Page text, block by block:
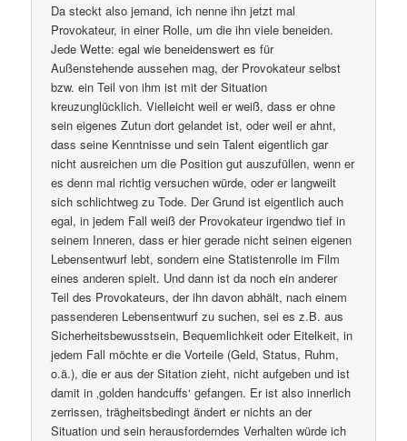
Da steckt also jemand, ich nenne ihn jetzt mal
Provokateur, in einer Rolle, um die ihn viele beneiden.
Jede Wette: egal wie beneidenswert es für
Außenstehende aussehen mag, der Provokateur selbst
bzw. ein Teil von ihm ist mit der Situation
kreuzunglücklich. Vielleicht weil er weiß, dass er ohne
sein eigenes Zutun dort gelandet ist, oder weil er ahnt,
dass seine Kenntnisse und sein Talent eigentlich gar
nicht ausreichen um die Position gut auszufüllen, wenn er
es denn mal richtig versuchen würde, oder er langweilt
sich schlichtweg zu Tode. Der Grund ist eigentlich auch
egal, in jedem Fall weiß der Provokateur irgendwo tief in
seinem Inneren, dass er hier gerade nicht seinen eigenen
Lebensentwurf lebt, sondern eine Statistenrolle im Film
eines anderen spielt. Und dann ist da noch ein anderer
Teil des Provokateurs, der ihn davon abhält, nach einem
passenderen Lebensentwurf zu suchen, sei es z.B. aus
Sicherheitsbewusstsein, Bequemlichkeit oder Eitelkeit, in
jedem Fall möchte er die Vorteile (Geld, Status, Ruhm,
o.ä.), die er aus der Sitation zieht, nicht aufgeben und ist
damit in ‚golden handcuffs‘ gefangen. Er ist also innerlich
zerrissen, trägheitsbedingt ändert er nichts an der
Situation und sein herausforderndes Verhalten würde ich